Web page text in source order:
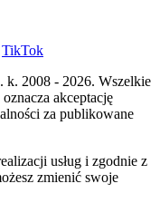
TikTok
2008 - 2026. Wszelkie
akceptację
za publikowane
usług i zgodnie z
zmienić swoje